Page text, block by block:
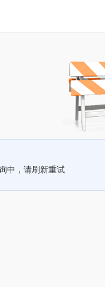
中，请刷新重试